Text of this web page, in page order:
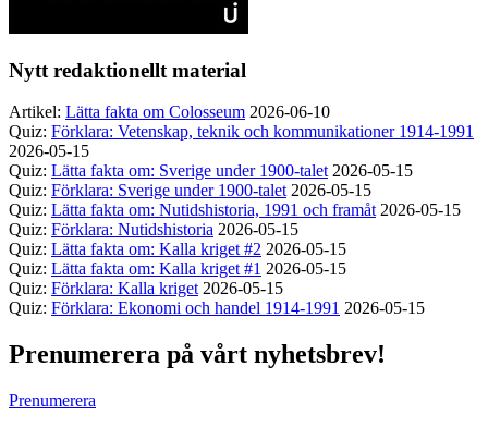
Nytt redaktionellt material
Artikel: Lätta fakta om Colosseum 2026-06-10
Quiz: Förklara: Vetenskap, teknik och kommunikationer 1914-1991
2026-05-15
Quiz: Lätta fakta om: Sverige under 1900-talet 2026-05-15
Quiz: Förklara: Sverige under 1900-talet 2026-05-15
Quiz: Lätta fakta om: Nutidshistoria, 1991 och framåt 2026-05-15
Quiz: Förklara: Nutidshistoria 2026-05-15
Quiz: Lätta fakta om: Kalla kriget #2 2026-05-15
Quiz: Lätta fakta om: Kalla kriget #1 2026-05-15
Quiz: Förklara: Kalla kriget 2026-05-15
Quiz: Förklara: Ekonomi och handel 1914-1991 2026-05-15
Prenumerera på vårt nyhetsbrev!
Prenumerera